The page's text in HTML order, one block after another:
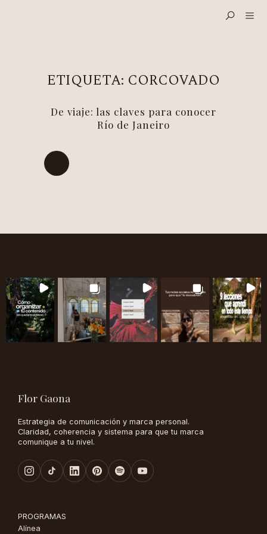
ETIQUETA: CORCOVADO
De viaje: las claves para conocer
Río de Janeiro
Flor Gaona
Estrategia de comunicación y marca personal.
Claridad, coherencia y sistema para que tu marca
comunique a tu nivel.
PROGRAMAS
Alínea